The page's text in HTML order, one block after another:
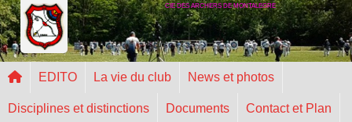
CIE DES ARCHERS DE MONTALEGRE
EDITO La vie du club News et photos
Disciplines et distinctions Documents Contact et Plan
Panneau de gestion des cookies